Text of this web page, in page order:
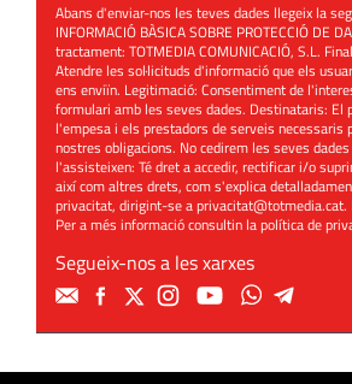
Abans d'enviar-nos les teves dades llegeix la
INFORMACIÓ BÀSICA SOBRE PROTECCIÓ DE
tractament: TOTMEDIA COMUNICACIÓ, S.L.
Atendre les sol·licituds d'informació que els
ens enviïn. Legitimació: Consentiment de
formulari amb les seves dades. Destinataris: El
l'empesa i els prestadors de serveis necessaris
nostres obligacions. No cedirem les seves
l'assisteixen: Té dret a accedir, rectificar i/o
així com altres drets, com s'explica
privacitat, dirigint-se aprivacitat@totmedia.cat.
Per a més informació consultin lapolítica de
Segueix-nos a les xarxes